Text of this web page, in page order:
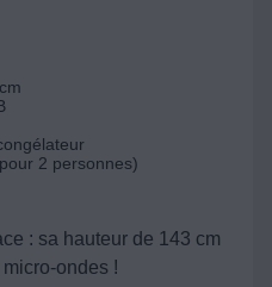
2 personnes)
: sa hauteur de 143 cm
ondes !